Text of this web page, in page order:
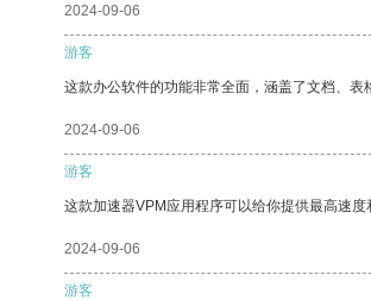
2024-09-06
游客
这款办公软件的功能非常全面，涵盖了文档、表
2024-09-06
游客
这款加速器VPM应用程序可以给你提供最高速
2024-09-06
游客